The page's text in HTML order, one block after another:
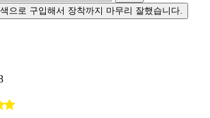
으로 구입해서 장착까지 마무리 잘했습니다.